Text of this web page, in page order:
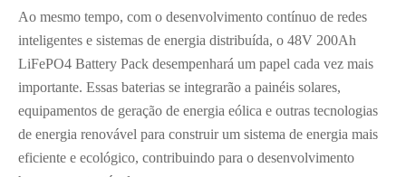
Ao mesmo tempo, com o desenvolvimento contínuo de redes
inteligentes e sistemas de energia distribuída, o 48V 200Ah
LiFePO4 Battery Pack desempenhará um papel cada vez mais
importante. Essas baterias se integrarão a painéis solares,
equipamentos de geração de energia eólica e outras tecnologias
de energia renovável para construir um sistema de energia mais
eficiente e ecológico, contribuindo para o desenvolvimento